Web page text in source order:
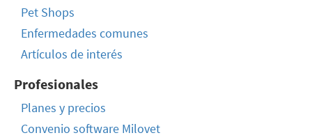
Pet Shops
Enfermedades comunes
Artículos de interés
Profesionales
Planes y precios
Convenio software Milovet